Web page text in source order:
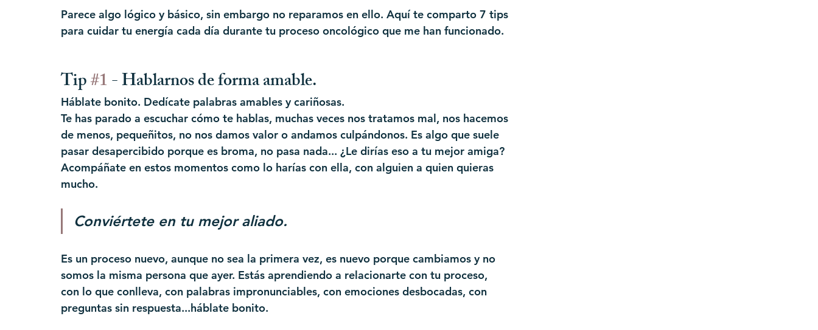
Parece algo lógico y básico, sin embargo no reparamos en ello. Aquí te comparto 7 tips
para cuidar tu energía cada día durante tu proceso oncológico que me han funcionado.
Tip #1 - Hablarnos de forma amable.
Háblate bonito. Dedícate palabras amables y cariñosas.
Te has parado a escuchar cómo te hablas, muchas veces nos tratamos mal, nos hacemos
de menos, pequeñitos, no nos damos valor o andamos culpándonos. Es algo que suele
pasar desapercibido porque es broma, no pasa nada... ¿Le dirías eso a tu mejor amiga?
Acompáñate en estos momentos como lo harías con ella, con alguien a quien quieras
mucho.
Conviértete en tu mejor aliado.
Es un proceso nuevo, aunque no sea la primera vez, es nuevo porque cambiamos y no
somos la misma persona que ayer. Estás aprendiendo a relacionarte con tu proceso,
con lo que conlleva, con palabras impronunciables, con emociones desbocadas, con
preguntas sin respuesta...háblate bonito.